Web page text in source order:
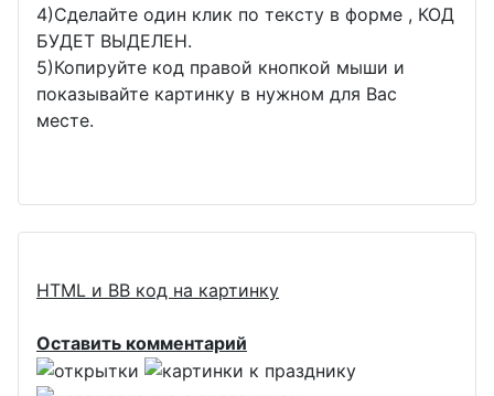
4)Сделайте один клик по тексту в форме , КОД
БУДЕТ ВЫДЕЛЕН.
5)Копируйте код правой кнопкой мыши и
показывайте картинку в нужном для Вас
месте.
HTML и BB код на картинку
Оставить комментарий